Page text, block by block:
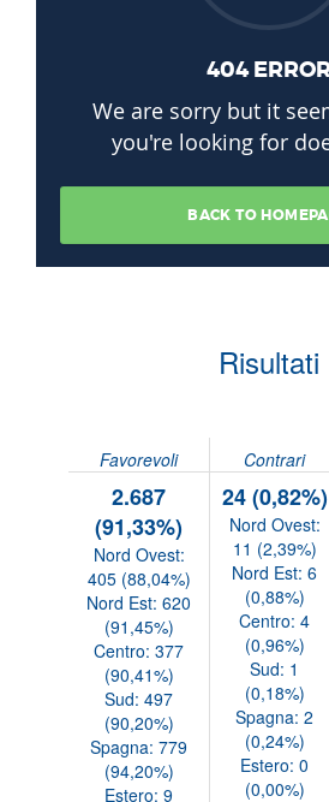
Risultati
Favorevoli Contrari
2.687
(91,33%)
Nord Ovest:
405 (88,04%)
Nord Est: 620
(91,45%)
Centro: 377
(90,41%)
Sud: 497
(90,20%)
Spagna: 779
(94,20%)
Estero: 9
24 (0,82%)
Nord Ovest:
11 (2,39%)
Nord Est: 6
(0,88%)
Centro: 4
(0,96%)
Sud: 1
(0,18%)
Spagna: 2
(0,24%)
Estero: 0
(0,00%)